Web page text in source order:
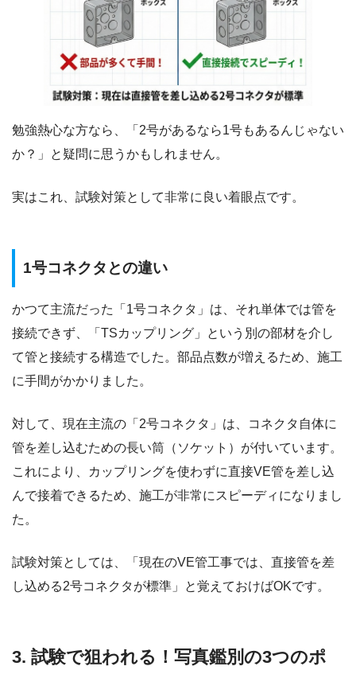
勉強熱心な方なら、「2号があるなら1号もあるんじゃない
か？」と疑問に思うかもしれません。
実はこれ、試験対策として非常に良い着眼点です。
1号コネクタとの違い
かつて主流だった「1号コネクタ」は、それ単体では管を
接続できず、「TSカップリング」という別の部材を介し
て管と接続する構造でした。部品点数が増えるため、施工
に手間がかかりました。
対して、現在主流の「2号コネクタ」は、コネクタ自体に
管を差し込むための長い筒（ソケット）が付いています。
これにより、カップリングを使わずに直接VE管を差し込
んで接着できるため、施工が非常にスピーディになりまし
た。
試験対策としては、「現在のVE管工事では、直接管を差
し込める2号コネクタが標準」と覚えておけばOKです。
3. 試験で狙われる！写真鑑別の3つのポ